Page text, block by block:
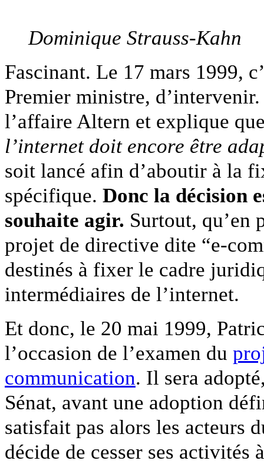
Dominique Strauss-Kahn
Fascinant. Le 17 mars 1999,
Premier ministre,
l’affaire Altern et explique
l’internet doit encore être
soit lancé afin d’aboutir à la
spécifique. Donc la décision
souhaite agir. Surtout, qu’en
projet de directive dite “e-
destinés à fixer le cadre
intermédiaires de l’internet.
Et donc, le 20 mai 1999,
l’occasion de l’examen du
communication. Il sera
Sénat, avant une adoption
satisfait pas alors les acteurs
décide de cesser ses